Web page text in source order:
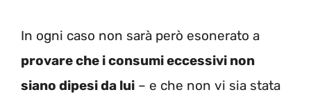
In ogni caso non sarà però esonerato a
provare che i consumi eccessivi non
siano dipesi da lui – e che non vi sia stata